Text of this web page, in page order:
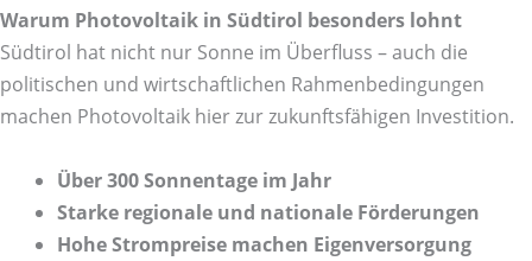
Warum Photovoltaik in Südtirol besonders lohnt
Südtirol hat nicht nur Sonne im Überfluss – auch die
politischen und wirtschaftlichen Rahmenbedingungen
machen Photovoltaik hier zur zukunftsfähigen Investition.
Über 300 Sonnentage im Jahr
Starke regionale und nationale Förderungen
Hohe Strompreise machen Eigenversorgung